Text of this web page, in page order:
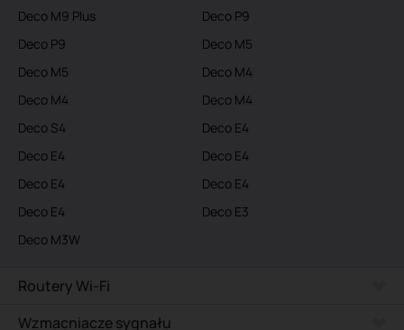
Deco M9 Plus
Deco P9
Deco P9
Deco M5
Deco M5
Deco M4
Deco M4
Deco M4
Deco S4
Deco E4
Deco E4
Deco E4
Deco E4
Deco E4
Deco E4
Deco E3
Deco M3W
Routery Wi-Fi
Wzmacniacze sygnału